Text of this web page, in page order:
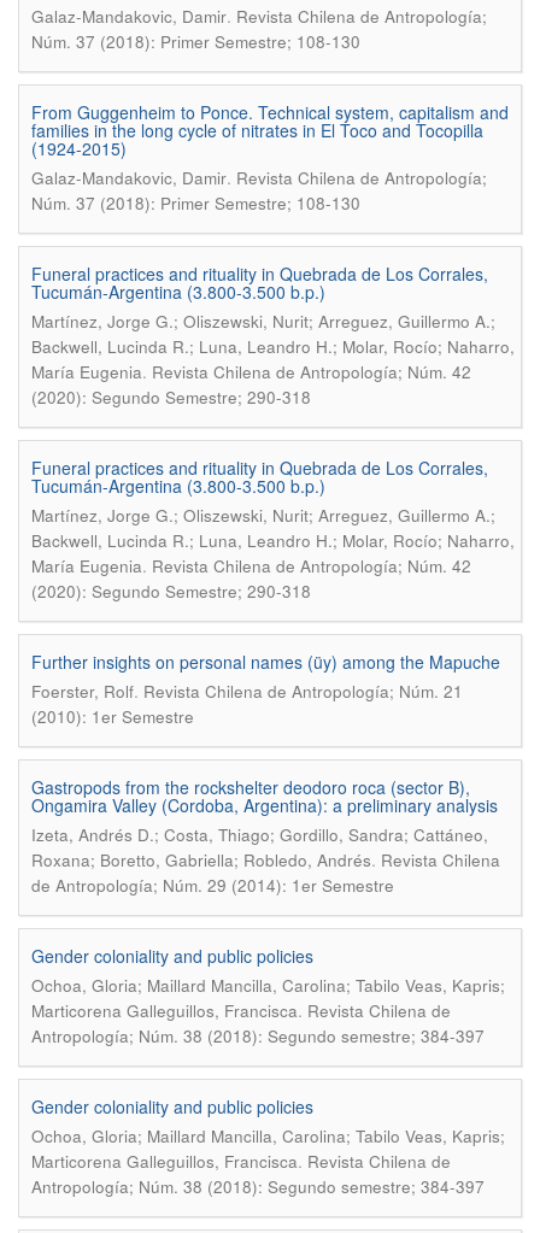
Galaz-Mandakovic, Damir. Revista Chilena de Antropología;
Núm. 37 (2018): Primer Semestre; 108-130
From Guggenheim to Ponce. Technical system, capitalism and
families in the long cycle of nitrates in El Toco and Tocopilla
(1924-2015)
Galaz-Mandakovic, Damir. Revista Chilena de Antropología;
Núm. 37 (2018): Primer Semestre; 108-130
Funeral practices and rituality in Quebrada de Los Corrales,
Tucumán-Argentina (3.800-3.500 b.p.)
Martínez, Jorge G.; Oliszewski, Nurit; Arreguez, Guillermo A.;
Backwell, Lucinda R.; Luna, Leandro H.; Molar, Rocío; Naharro,
María Eugenia. Revista Chilena de Antropología; Núm. 42
(2020): Segundo Semestre; 290-318
Funeral practices and rituality in Quebrada de Los Corrales,
Tucumán-Argentina (3.800-3.500 b.p.)
Martínez, Jorge G.; Oliszewski, Nurit; Arreguez, Guillermo A.;
Backwell, Lucinda R.; Luna, Leandro H.; Molar, Rocío; Naharro,
María Eugenia. Revista Chilena de Antropología; Núm. 42
(2020): Segundo Semestre; 290-318
Further insights on personal names (üy) among the Mapuche
Foerster, Rolf. Revista Chilena de Antropología; Núm. 21
(2010): 1er Semestre
Gastropods from the rockshelter deodoro roca (sector B),
Ongamira Valley (Cordoba, Argentina): a preliminary analysis
Izeta, Andrés D.; Costa, Thiago; Gordillo, Sandra; Cattáneo,
Roxana; Boretto, Gabriella; Robledo, Andrés. Revista Chilena
de Antropología; Núm. 29 (2014): 1er Semestre
Gender coloniality and public policies
Ochoa, Gloria; Maillard Mancilla, Carolina; Tabilo Veas, Kapris;
Marticorena Galleguillos, Francisca. Revista Chilena de
Antropología; Núm. 38 (2018): Segundo semestre; 384-397
Gender coloniality and public policies
Ochoa, Gloria; Maillard Mancilla, Carolina; Tabilo Veas, Kapris;
Marticorena Galleguillos, Francisca. Revista Chilena de
Antropología; Núm. 38 (2018): Segundo semestre; 384-397